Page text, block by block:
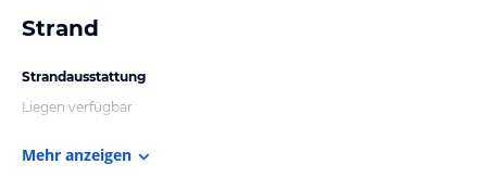
Strand
Strandausstattung
Liegen verfügbar
Mehr anzeigen